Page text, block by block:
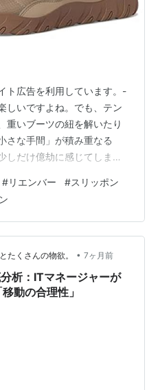
ト広告を利用しています。-
しいですよね。でも、テン
重いブーツの紐を解いたり
さな手間」が積み重なる
しだけ億劫に感じてしまう
が真っ先にテントへ駆け
る……。そんなシーンを何度
、トイレ！」「お腹空い
止まらないリクエストに応
復する回数は想像以上で
の足元のスト…
#リエンバー #スリッポン
たくさんの物欲。 • 7ヶ月前
析：ITマネージャーが
動の合理性」